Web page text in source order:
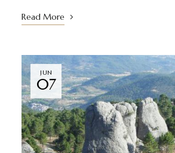
Read More
JUN
07